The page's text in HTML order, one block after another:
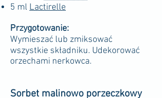
5 ml Lactirelle
Przygotowanie:
Wymieszać lub zmiksować
wszystkie składniku. Udekorować
orzechami nerkowca.
Sorbet malinowo porzeczkowy